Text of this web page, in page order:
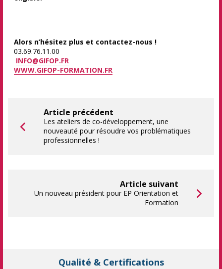
Alors n’hésitez plus et contactez-nous !
03.69.76.11.00
INFO@GIFOP.FR
WWW.GIFOP-FORMATION.FR
Article précédent
Les ateliers de co-développement, une
nouveauté pour résoudre vos problématiques
professionnelles !
Article suivant
Un nouveau président pour EP Orientation et
Formation
Qualité & Certifications